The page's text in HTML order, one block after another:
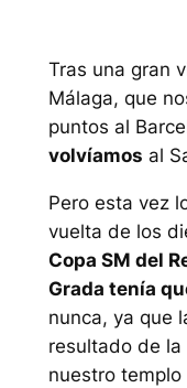
Tras una gran
Málaga, que
puntos al
volvíamos al
Pero esta vez
vuelta de los
Copa SM del
Grada tenía
nunca, ya que
resultado de
nuestro